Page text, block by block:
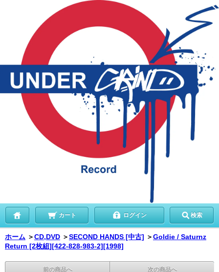
カート ログイン 検索
ホーム ＞CD,DVD ＞SECOND HANDS [中古] ＞Goldie / Saturnz
Return [2枚組][422-828-983-2][1998]
前の商品へ 次の商品へ